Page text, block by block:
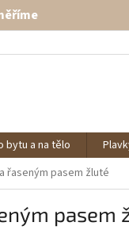
bytu a na tělo
řaseným pasem žluté
pasem